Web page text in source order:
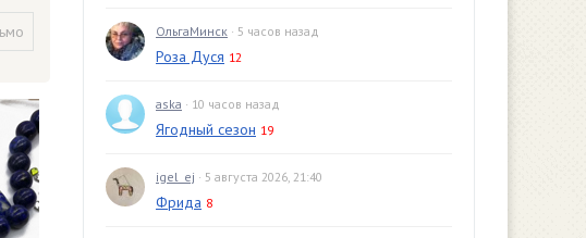
ОльгаМинск · 5 часов назад
Роза Дуся 12
aska · 10 часов назад
Ягодный сезон 19
igel_ej · 5 августа 2026, 21:40
Фрида 8